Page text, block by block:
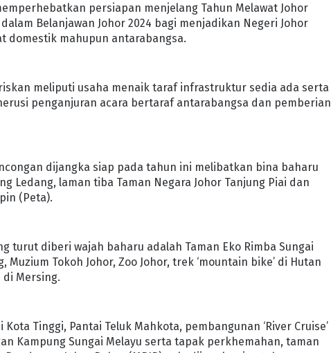
persiapan menjelang Tahun Melawat Johor
Belanjawan Johor 2024 bagi menjadikan Negeri Johor
domestik mahupun antarabangsa.
meliputi usaha menaik taraf infrastruktur sedia ada serta
penganjuran acara bertaraf antarabangsa dan pemberian
dijangka siap pada tahun ini melibatkan bina baharu
Ledang, laman tiba Taman Negara Johor Tanjung Piai dan
(Peta).
turut diberi wajah baharu adalah Taman Eko Rimba Sungai
Tokoh Johor, Zoo Johor, trek ‘mountain bike’ di Hutan
di Mersing.
Tinggi, Pantai Teluk Mahkota, pembangunan ‘River Cruise’
Kampung Sungai Melayu serta tapak perkhemahan, taman